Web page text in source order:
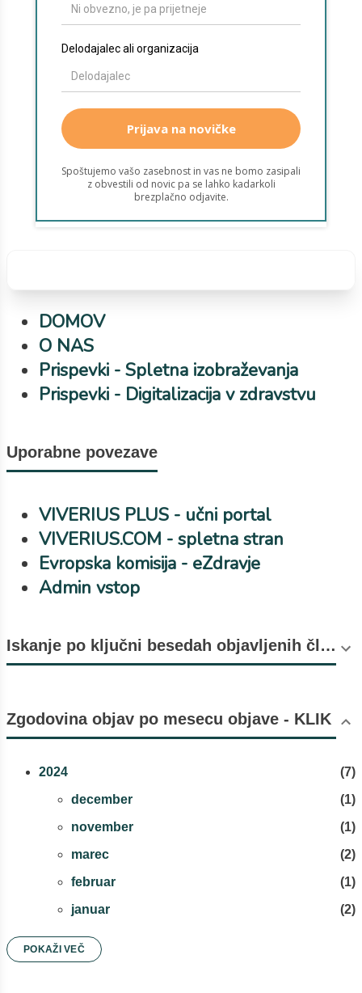
komunikacijo med zdravstvenimi del...
DOMOV
O NAS
Prispevki - Spletna izobraževanja
Prispevki - Digitalizacija v zdravstvu
Uporabne povezave
VIVERIUS PLUS - učni portal
VIVERIUS.COM - spletna stran
Evropska komisija - eZdravje
Admin vstop
Iskanje po ključni besedah objavljenih člankov (število objav v oklepaju).
Zgodovina objav po mesecu objave - KLIK
2024
7
december
1
november
1
marec
2
februar
1
januar
2
2023
POKAŽI VEČ